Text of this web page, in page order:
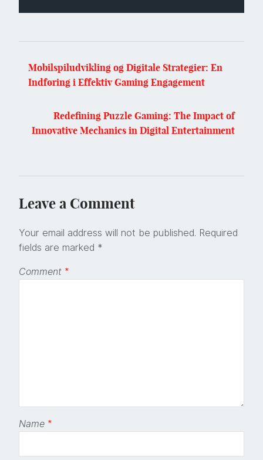
Mobilspiludvikling og Digitale Strategier: En
Indføring i Effektiv Gaming Engagement
Redefining Puzzle Gaming: The Impact of
Innovative Mechanics in Digital Entertainment
Leave a Comment
Your email address will not be published. Required
fields are marked *
Comment *
Name *